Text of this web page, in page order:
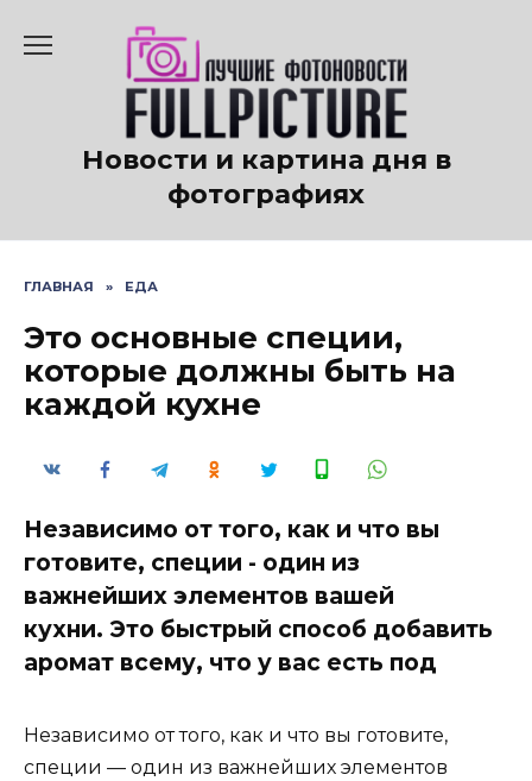
содержанию
Новости и картина дня в
фотографиях
ГЛАВНАЯ » ЕДА
Это основные специи,
которые должны быть на
каждой кухне
Независимо от того, как и что вы
готовите, специи - один из
важнейших элементов вашей
кухни. Это быстрый способ добавить
аромат всему, что у вас есть под
Независимо от того, как и что вы готовите,
специи — один из важнейших элементов